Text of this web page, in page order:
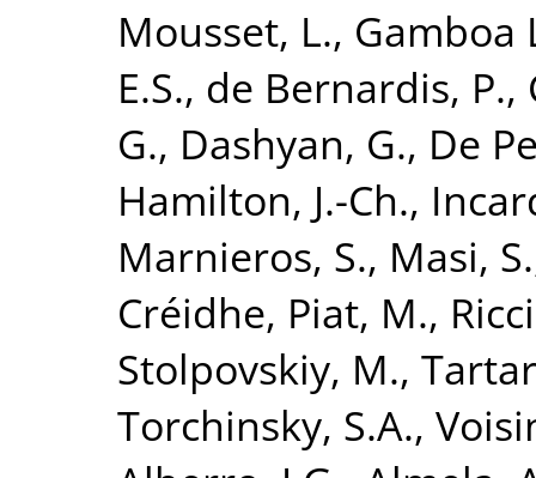
Mousset, L., Gamboa
E.S., de Bernardis, P.,
G., Dashyan, G., De
Hamilton, J.-Ch.,
Marnieros, S., Masi, S.
Créidhe, Piat, M.,
Stolpovskiy, M.,
Torchinsky, S.A.,